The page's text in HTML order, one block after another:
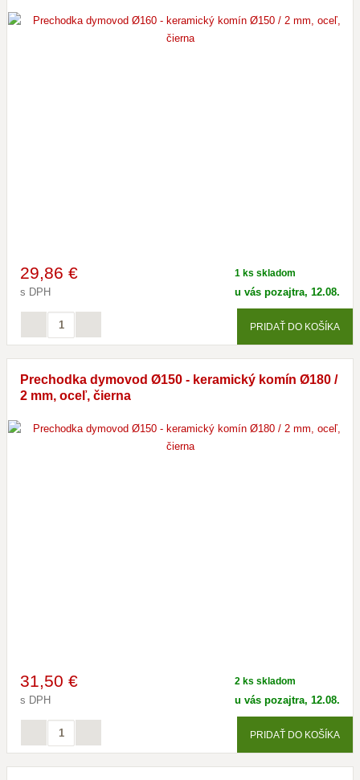
29,86 €
s DPH
1 ks skladom
u vás pozajtra, 12.08.
PRIDAŤ DO KOŠÍKA
Prechodka dymovod Ø150 - keramický komín Ø180 /
2 mm, oceľ, čierna
31,50 €
s DPH
2 ks skladom
u vás pozajtra, 12.08.
PRIDAŤ DO KOŠÍKA